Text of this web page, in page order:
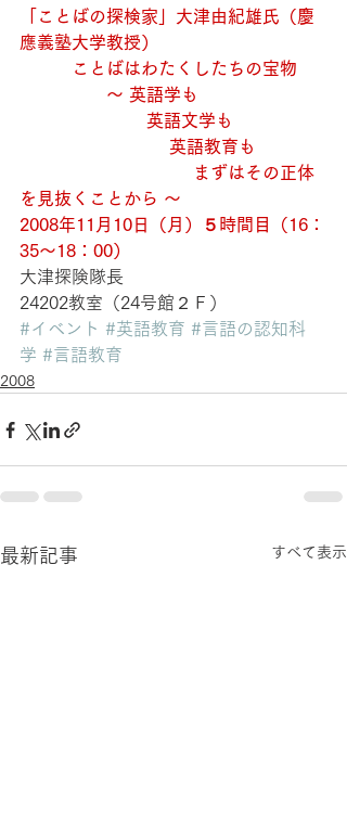
「ことばの探検家」大津由紀雄氏（慶
應義塾大学教授）
ことばはわたくしたちの宝物
〜 英語学も
英語文学も
英語教育も
まずはその正体
を見抜くことから 〜
2008年11月10日（月）５時間目（16：
35〜18：00）
大津探険隊長
24202教室（24号館２Ｆ）
#イベント #英語教育 #言語の認知科
学 #言語教育
2008
最新記事 すべて表示